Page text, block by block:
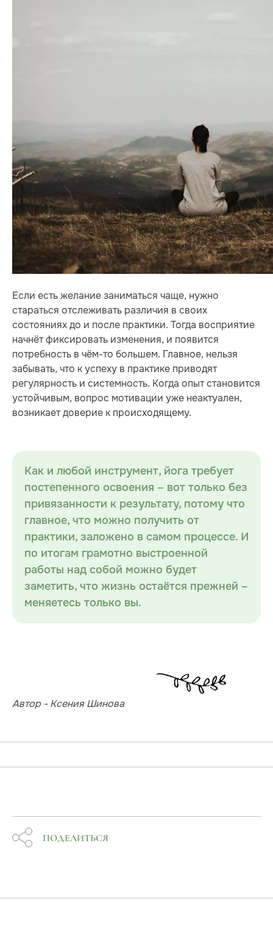
Если есть желание заниматься чаще, нужно
стараться отслеживать различия в своих
состояниях до и после практики. Тогда восприятие
начнёт фиксировать изменения, и появится
потребность в чём-то большем. Главное, нельзя
забывать, что к успеху в практике приводят
регулярность и системность. Когда опыт становится
устойчивым, вопрос мотивации уже неактуален,
возникает доверие к происходящему.
Как и любой инструмент, йога требует
постепенного освоения – вот только без
привязанности к результату, потому что
главное, что можно получить от
практики, заложено в самом процессе. И
по итогам грамотно выстроенной
работы над собой можно будет
заметить, что жизнь остаётся прежней –
меняетесь только вы.
Автор - Ксения Шинова
ПОДЕЛИТЬСЯ